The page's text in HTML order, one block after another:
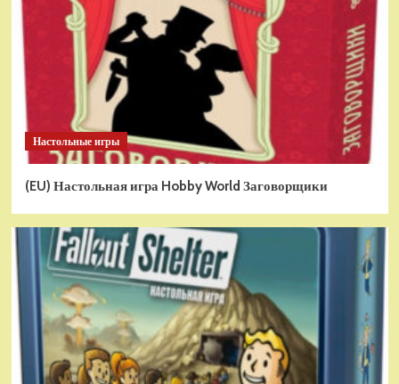
Настольные игры
(EU) Настольная игра Hobby World Заговорщики